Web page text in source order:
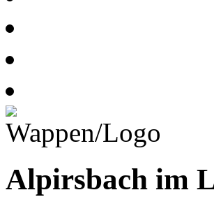
Alpirsbach im